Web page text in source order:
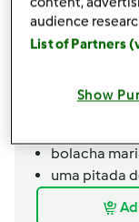
1 banana
1 pacote de
bolacha
uma pitada
audience
List of Partners
Show